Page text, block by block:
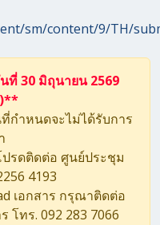
sm/content/9/TH/
30 มิถุนายน 2569
)**
กำหนดจะไม่ได้รับการ
ปรดติดต่อ ศูนย์ประชุม
4193
เอกสาร กรุณาติดต่อ
ทร. 092 283 7066